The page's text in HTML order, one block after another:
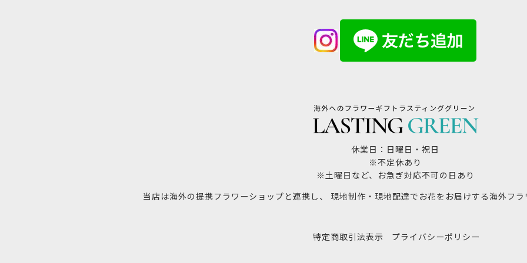
休業日：日曜日・祝日
※不定休あり
※土曜日など、お急ぎ対応不可の日あり
当店は海外の提携フラワーショップと連携し、 現地制作・現地配達でお花をお届けする海外フラ
特定商取引法表示 プライバシーポリシー